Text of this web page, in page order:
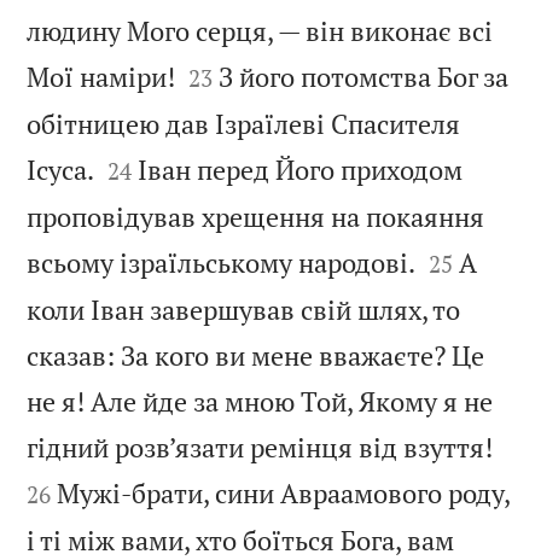
людину Мого серця, — він виконає всі
Мої наміри! 

23 З його потомства Бог за
обітницею дав Ізраїлеві Спасителя
Ісуса. 

24 Іван перед Його приходом
проповідував хрещення на покаяння
всьому ізраїльському народові. 

25 А
коли Іван завершував свій шлях, то
сказав: За кого ви мене вважаєте? Це
не я! Але йде за мною Той, Якому я не
гідний розв’язати ремінця від взуття!
26 Мужі-брати, сини Авраамового роду,
і ті між вами, хто боїться Бога, вам